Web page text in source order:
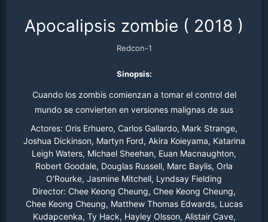
Apocalipsis zombie ( 2018 )
Redcon-1
Sinopsis:
Cuando los zombis comienzan a tomar el control del
mundo se convierten en versiones malignas de sus
personalidades pasadas pero adquiriendo cualquier
habilidad de combate previa que tuviera la persona
mejorada con capacidades superhumanas… esto hace
su erradicación casi imposible. En este infierno existe
una unidad de fuerzas especiales que son asignados a
una misión suicida con el objetivo de rescatar a un
científico atrapado en una ciudad dirigida por los
Actores: Oris Erhuero, Carlos Gallardo, Mark Strange,
Joshua Dickinson, Martyn Ford, Akira Koieyama, Katarina
Leigh Waters, Michael Sheehan, Euan Macnaughton,
Robert Goodale, Douglas Russell, Marc Baylis, Orla
O'Rourke, Jasmine Mitchell, Lyndsay Fielding
Director: Chee Keong Cheung, Chee Keong Cheung,
Chee Keong Cheung, Matthew Thomas Edwards, Lucas
Kudapcenka, Ty Hack, Hayley Olsson, Alistair Cave,